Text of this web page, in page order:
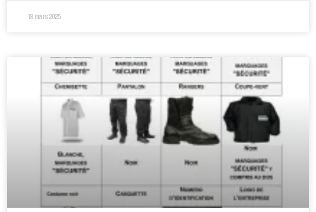
18 mars 2025